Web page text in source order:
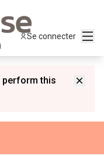
Se connecter
perform this